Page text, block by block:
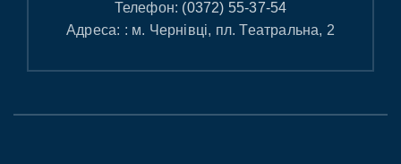
Телефон: (0372) 55-37-54
Адреса: : м. Чернівці, пл. Театральна, 2